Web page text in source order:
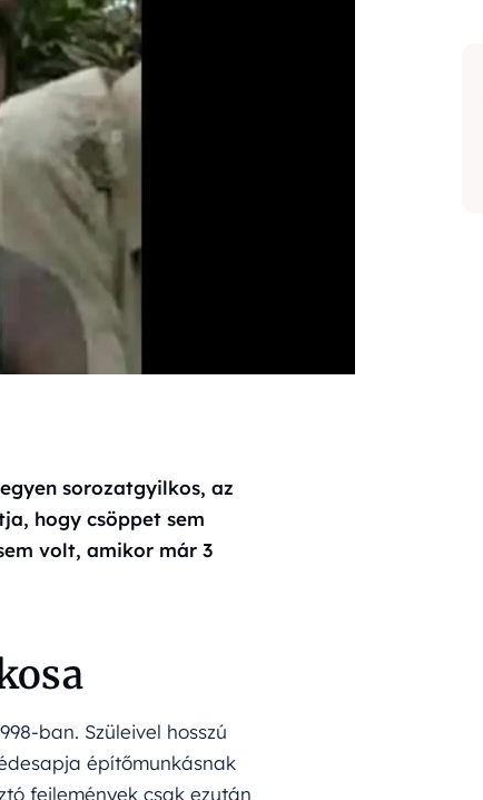
sorozatgyilkos, az
hogy csöppet sem
volt, amikor már 3
ban. Szüleivel hosszú
építőmunkásnak
fejlemények csak ezután